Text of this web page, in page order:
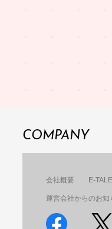
COMPANY
会社概要 E-
運営会社からのお知